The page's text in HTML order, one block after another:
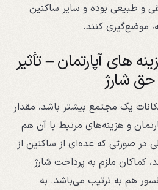
طبیعی بوده و سایر ساکنین
موضع‌‌گیری کنند.
های آپارتمان – تأثیر
شارژ
یک مجتمع بیشتر باشد، مقدار
و هزینه‌های مرتبط با آن هم
صورتی که عده‌ای از ساکنین از
کماکان ملزم به پرداخت شارژ
هم به ترتیب می‌باشد. به